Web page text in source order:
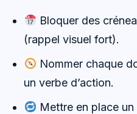
Bloquer des
(rappel visuel fort).
Nommer chaque
un verbe d’action.
Mettre en place